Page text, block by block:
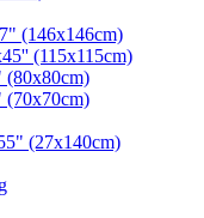
(146x146cm)
(115x115cm)
(80x80cm)
(70x70cm)
(27x140cm)